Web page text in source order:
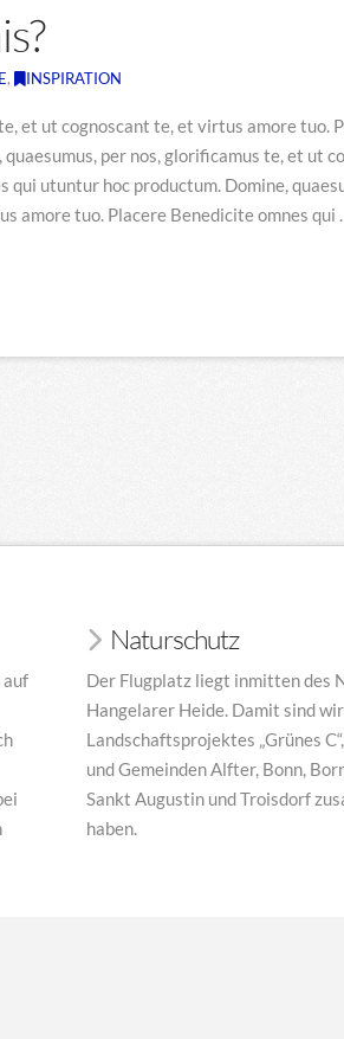
, INSPIRATION
et ut cognoscant te, et virtus amore tuo.
per nos, glorificamus te, et ut
utuntur hoc productum. Domine,
amore tuo. Placere Benedicite omnes qui
Naturschutz
Der Flugplatz liegt inmitten des
Hangelarer Heide. Damit sind
Landschaftsprojektes „Grünes
und Gemeinden Alfter, Bonn,
Sankt Augustin und Troisdorf
haben.